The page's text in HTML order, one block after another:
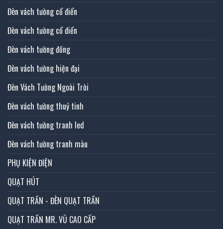
Đèn vách tường cổ điển
Đèn vách tường cổ điển
Đèn vách tường đồng
Đèn vách tường hiện đại
Đèn Vách Tường Ngoài Trời
Đèn vách tường thuỷ tinh
Đèn vách tường tranh led
Đèn vách tường tranh màu
PHỤ KIỆN ĐIỆN
QUẠT HÚT
QUẠT TRẦN - ĐÈN QUẠT TRẦN
QUẠT TRẦN MR. VŨ CAO CẤP